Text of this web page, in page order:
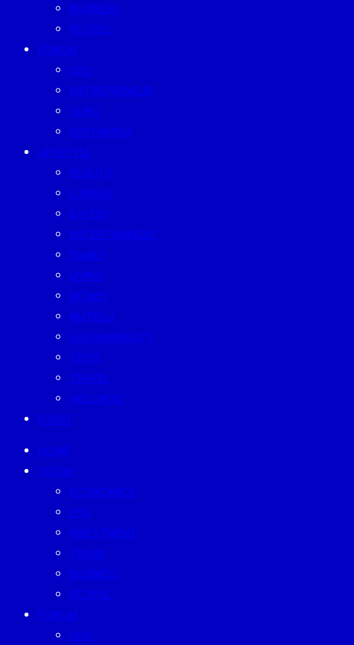
BUSINESS
PEOPLE
FORUM
CEO
ENTREPRENEUR
GURU
SUSTAINISM
LIFESTYLE
BEAUTY
CAREER
EATERY
ENTERTAINMENT
FAMILY
LIVING
MONEY
MUTELU
SUSTAINABILITY
TECH
TRAVEL
WELLNESS
EVENT
HOME
TODAY
ECONOMICS
ESG
INVESTMENT
TREND
BUSINESS
PEOPLE
FORUM
CEO